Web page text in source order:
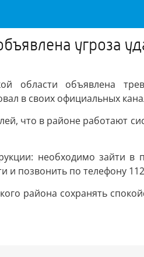
угроза
области объявлена
в своих официальных
что в районе работают
необходимо зайти
и позвонить по телефону
района сохранять